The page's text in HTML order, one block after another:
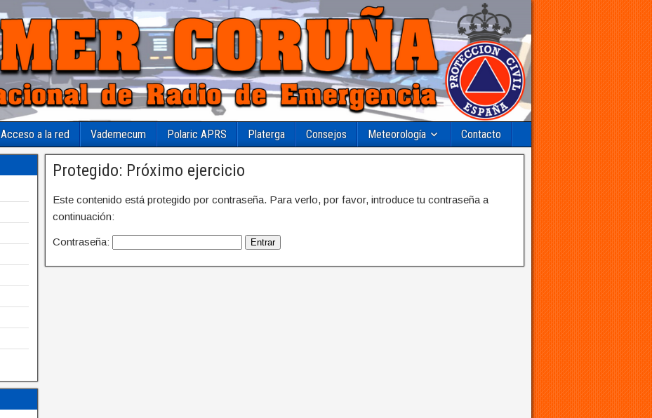
Acceso a la red Vademecum Polaric APRS Platerga Consejos Meteorología Contacto
Protegido: Próximo ejercicio
Este contenido está protegido por contraseña. Para verlo, por favor, introduce tu contraseña a
continuación:
Contraseña: